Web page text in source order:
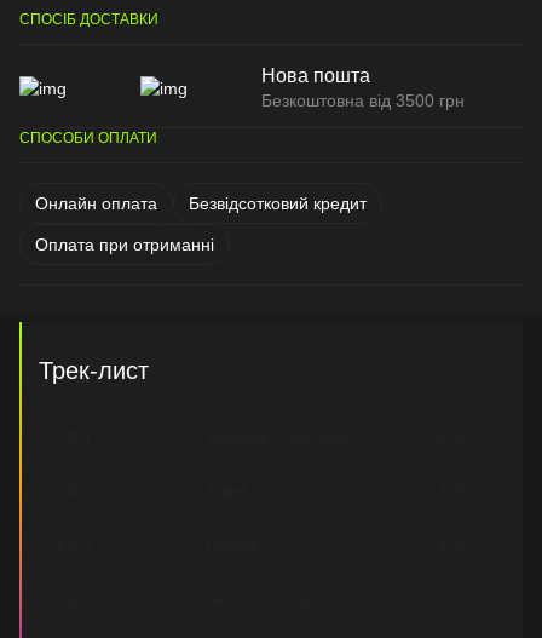
СПОСІБ ДОСТАВКИ
Нова пошта
Безкоштовна від 3500 грн
СПОСОБИ ОПЛАТИ
Онлайн оплата Безвідсотковий кредит
Оплата при отриманні
Трек-лист